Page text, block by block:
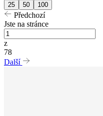
25 50 100
Předchozí
Jste na stránce
z
78
Další